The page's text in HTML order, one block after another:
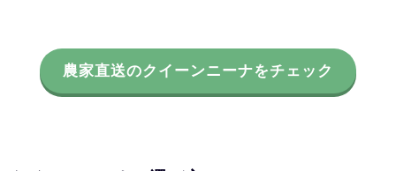
農家直送のクイーンニーナをチェック